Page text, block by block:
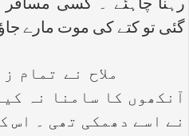
رہنا چاہئے ۔ کسی
گئی تو کتے کی موت مارے
ملاح نے تمام
آنکھوں کا سامنا نہ
نے اسے دھمکی تھی ۔ اس